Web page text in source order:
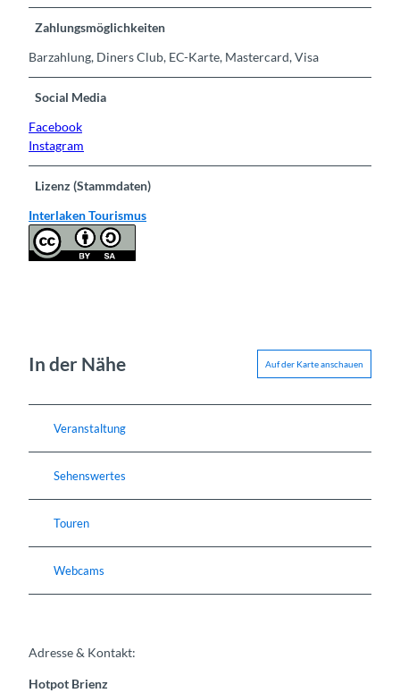
Zahlungsmöglichkeiten
Barzahlung, Diners Club, EC-Karte, Mastercard, Visa
Social Media
Facebook
Instagram
Lizenz (Stammdaten)
Interlaken Tourismus
In der Nähe Auf der Karte anschauen
Veranstaltung
Sehenswertes
Touren
Webcams
Adresse & Kontakt:
Hotpot Brienz